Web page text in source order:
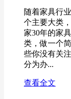
随着家具行
个主要大类
家30年的家
类，做一个
些你没有关
分为办...
查看全文